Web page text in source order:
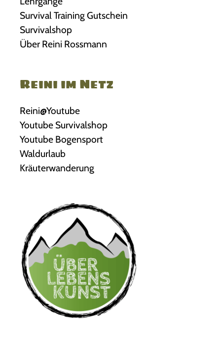
Survival Training Gutschein
Survivalshop
Über Reini Rossmann
Reini im Netz
Reini@Youtube
Youtube Survivalshop
Youtube Bogensport
Waldurlaub
Kräuterwanderung